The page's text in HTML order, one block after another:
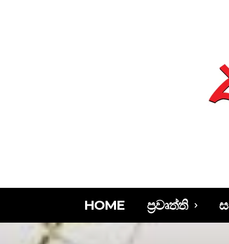
HOME ප්‍රවෘත්ති